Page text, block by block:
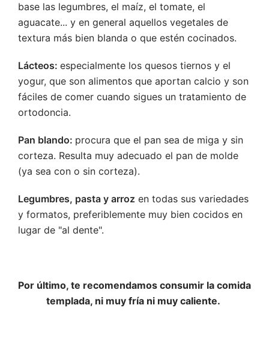
base las legumbres, el maíz, el tomate, el
aguacate... y en general aquellos vegetales de
textura más bien blanda o que estén cocinados.
Lácteos: especialmente los quesos tiernos y el
yogur, que son alimentos que aportan calcio y son
fáciles de comer cuando sigues un tratamiento de
ortodoncia.
Pan blando: procura que el pan sea de miga y sin
corteza. Resulta muy adecuado el pan de molde
(ya sea con o sin corteza).
Legumbres, pasta y arroz en todas sus variedades
y formatos, preferiblemente muy bien cocidos en
lugar de "al dente".
Por último, te recomendamos consumir la comida
templada, ni muy fría ni muy caliente.